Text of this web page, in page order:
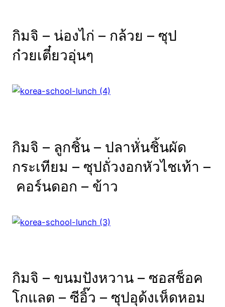
กิมจิ – น่องไก่ – กล้วย – ซุป
ก๋วยเตี๋ยวอุ่นๆ
กิมจิ – ลูกชิ้น – ปลาหั่นชิ้นผัด
กระเทียม – ซุปถั่วงอกหัวไชเท้า –
คอร์นดอก – ข้าว
กิมจิ – ขนมปังหวาน – ซอสช็อค
โกแลต – ซีอิ๊ว – ซุปอุด้งเห็ดหอม